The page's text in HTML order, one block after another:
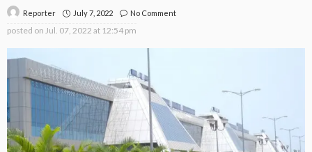
Reporter July 7, 2022 No Comment
posted on Jul. 07, 2022 at 12:54 pm